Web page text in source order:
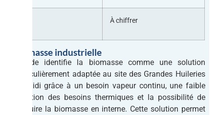
À chiffrer
Biomasse industrielle
L’étude identifie la biomasse comme une solution
particulièrement adaptée au site des Grandes Huileries
du Midi grâce à un besoin vapeur continu, une faible
variation des besoins thermiques et la possibilité de
produire la biomasse en interne. Cette solution permet